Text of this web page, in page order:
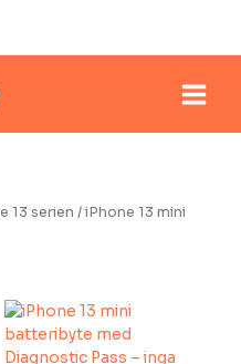
13 serien / iPhone 13 mini